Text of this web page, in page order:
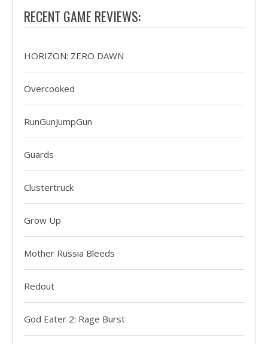
RECENT GAME REVIEWS:
HORIZON: ZERO DAWN
Overcooked
RunGunJumpGun
Guards
Clustertruck
Grow Up
Mother Russia Bleeds
Redout
God Eater 2: Rage Burst